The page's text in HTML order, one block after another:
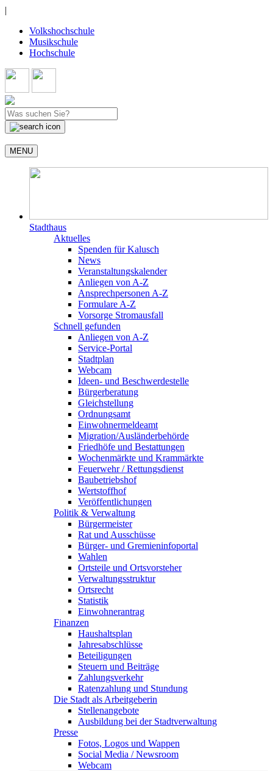
|
Volkshochschule
Musikschule
Hochschule
MENU
Stadthaus
Aktuelles
Spenden für Kalusch
News
Veranstaltungskalender
Anliegen von A-Z
Ansprechpersonen A-Z
Formulare A-Z
Vorsorge Stromausfall
Schnell gefunden
Anliegen von A-Z
Service-Portal
Stadtplan
Webcam
Ideen- und Beschwerdestelle
Bürgerberatung
Gleichstellung
Ordnungsamt
Einwohnermeldeamt
Migration/Ausländerbehörde
Friedhöfe und Bestattungen
Wochenmärkte und Krammärkte
Feuerwehr / Rettungsdienst
Baubetriebshof
Wertstoffhof
Veröffentlichungen
Politik & Verwaltung
Bürgermeister
Rat und Ausschüsse
Bürger- und Gremieninfoportal
Wahlen
Ortsteile und Ortsvorsteher
Verwaltungsstruktur
Ortsrecht
Statistik
Einwohnerantrag
Finanzen
Haushaltsplan
Jahresabschlüsse
Beteiligungen
Steuern und Beiträge
Zahlungsverkehr
Ratenzahlung und Stundung
Die Stadt als Arbeitgeberin
Stellenangebote
Ausbildung bei der Stadtverwaltung
Presse
Fotos, Logos und Wappen
Social Media / Newsroom
Webcam